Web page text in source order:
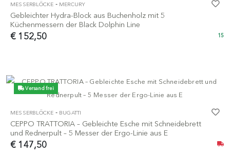
MESSERBLÖCKE - MERCURY
Gebleichter Hydra-Block aus Buchenholz mit 5
Küchenmessern der Black Dolphin Line
€ 152,50 15
Versand frei
MESSERBLÖCKE - BUGATTI
CEPPO TRATTORIA – Gebleichte Esche mit Schneidebrett
und Rednerpult – 5 Messer der Ergo-Linie aus E
€ 147,50